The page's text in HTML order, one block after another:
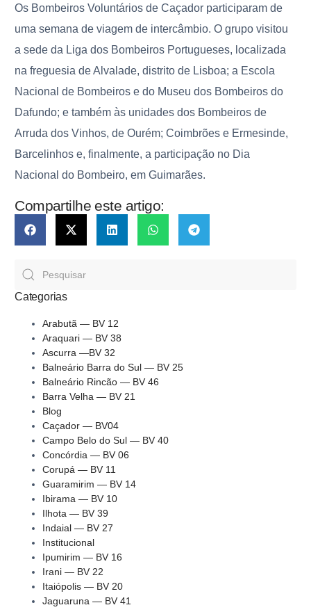
Os Bombeiros Voluntários de Caçador participaram de
uma semana de viagem de intercâmbio. O grupo visitou
a sede da Liga dos Bombeiros Portugueses, localizada
na freguesia de Alvalade, distrito de Lisboa; a Escola
Nacional de Bombeiros e do Museu dos Bombeiros do
Dafundo; e também às unidades dos Bombeiros de
Arruda dos Vinhos, de Ourém; Coimbrões e Ermesinde,
Barcelinhos e, finalmente, a participação no Dia
Nacional do Bombeiro, em Guimarães.
Compartilhe este artigo:
Categorias
Arabutã — BV 12
Araquari — BV 38
Ascurra —BV 32
Balneário Barra do Sul — BV 25
Balneário Rincão — BV 46
Barra Velha — BV 21
Blog
Caçador — BV04
Campo Belo do Sul — BV 40
Concórdia — BV 06
Corupá — BV 11
Guaramirim — BV 14
Ibirama — BV 10
Ilhota — BV 39
Indaial — BV 27
Institucional
Ipumirim — BV 16
Irani — BV 22
Itaiópolis — BV 20
Jaguaruna — BV 41